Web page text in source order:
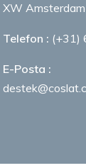
XW Amsterdam
Telefon : (+31)
E-Posta :